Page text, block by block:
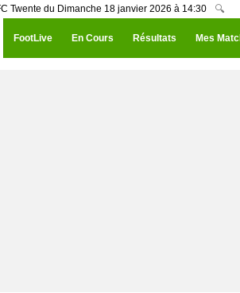
Twente du Dimanche 18 janvier 2026 à 14:30 🔍
FootLive En Cours Résultats Mes